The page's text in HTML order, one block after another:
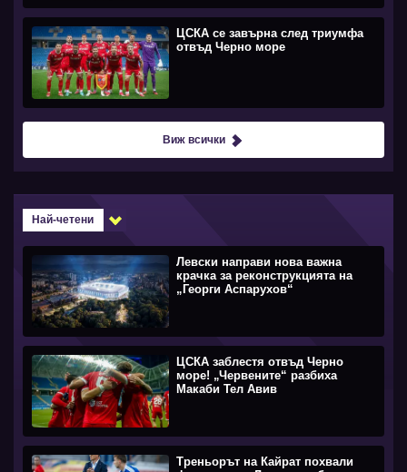
ЦСКА се завърна след триумфа
отвъд Черно море
Виж всички
Най-четени
Левски направи нова важна
крачка за реконструкцията на
„Георги Аспарухов“
ЦСКА заблестя отвъд Черно
море! „Червените“ разбиха
Макаби Тел Авив
Треньорът на Кайрат похвали